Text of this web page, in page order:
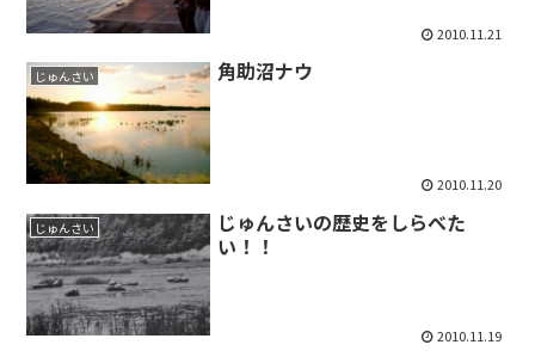
2010.11.21
じゅんさい 角助沼ナウ
2010.11.20
じゅんさい
じゅんさいの歴史をしらべた
い！！
2010.11.19